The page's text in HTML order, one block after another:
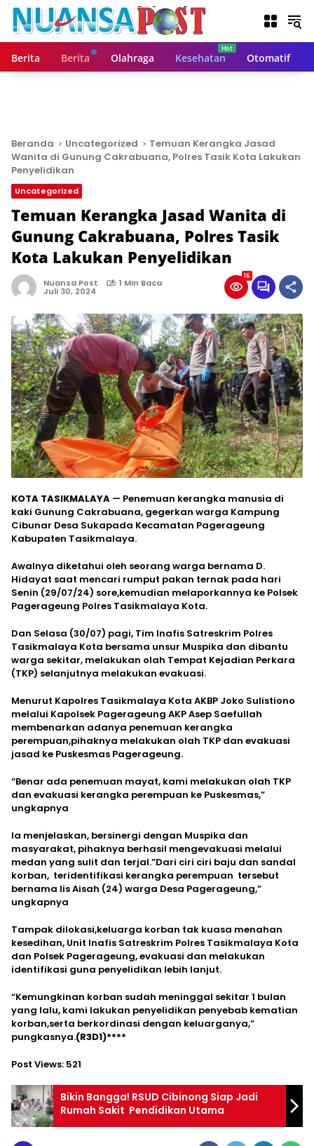
Berita Berita Olahraga Kesehatan Otomatif
Beranda Uncategorized
Temuan Kerangka Jasad
Wanita di Gunung Cakrabuana, Polres Tasik Kota Lakukan
Penyelidikan
Uncategorized
Temuan Kerangka Jasad Wanita di
Gunung Cakrabuana, Polres Tasik
Kota Lakukan Penyelidikan
Nuansa Post 1 Min Baca
Juli 30, 2024
16
KOTA TASIKMALAYA — Penemuan kerangka manusia di
kaki Gunung Cakrabuana, gegerkan warga Kampung
Cibunar Desa Sukapada Kecamatan Pagerageung
Kabupaten Tasikmalaya.
Awalnya diketahui oleh seorang warga bernama D.
Hidayat saat mencari rumput pakan ternak pada hari
Senin (29/07/24) sore,kemudian melaporkannya ke Polsek
Pagerageung Polres Tasikmalaya Kota.
Dan Selasa (30/07) pagi, Tim Inafis Satreskrim Polres
Tasikmalaya Kota bersama unsur Muspika dan dibantu
warga sekitar, melakukan olah Tempat Kejadian Perkara
(TKP) selanjutnya melakukan evakuasi.
Menurut Kapolres Tasikmalaya Kota AKBP Joko Sulistiono
melalui Kapolsek Pagerageung AKP Asep Saefullah
membenarkan adanya penemuan kerangka
perempuan,pihaknya melakukan olah TKP dan evakuasi
jasad ke Puskesmas Pagerageung.
“Benar ada penemuan mayat, kami melakukan olah TKP
dan evakuasi kerangka perempuan ke Puskesmas,”
ungkapnya
Ia menjelaskan, bersinergi dengan Muspika dan
masyarakat, pihaknya berhasil mengevakuasi melalui
medan yang sulit dan terjal.”Dari ciri ciri baju dan sandal
korban, teridentifikasi kerangka perempuan tersebut
bernama Iis Aisah (24) warga Desa Pagerageung,”
ungkapnya
Tampak dilokasi,keluarga korban tak kuasa menahan
kesedihan, Unit Inafis Satreskrim Polres Tasikmalaya Kota
dan Polsek Pagerageung, evakuasi dan melakukan
identifikasi guna penyelidikan lebih lanjut.
“Kemungkinan korban sudah meninggal sekitar 1 bulan
yang lalu, kami lakukan penyelidikan penyebab kematian
korban,serta berkordinasi dengan keluarganya,”
pungkasnya.(R3D1)****
Post Views: 521
Bikin Bangga! RSUD Cibinong Siap Jadi
Rumah Sakit Pendidikan Utama